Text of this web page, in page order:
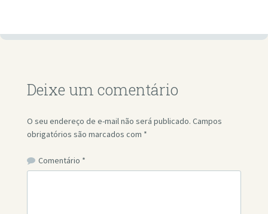
Deixe um comentário
O seu endereço de e-mail não será publicado. Campos
obrigatórios são marcados com *
Comentário *